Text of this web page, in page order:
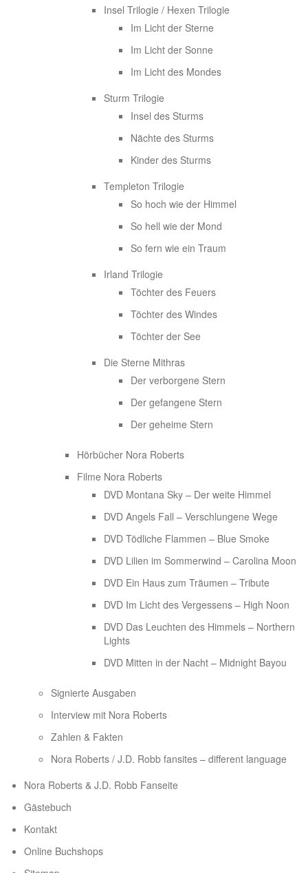
Insel Trilogie / Hexen Trilogie
Im Licht der Sterne
Im Licht der Sonne
Im Licht des Mondes
Sturm Trilogie
Insel des Sturms
Nächte des Sturms
Kinder des Sturms
Templeton Trilogie
So hoch wie der Himmel
So hell wie der Mond
So fern wie ein Traum
Irland Trilogie
Töchter des Feuers
Töchter des Windes
Töchter der See
Die Sterne Mithras
Der verborgene Stern
Der gefangene Stern
Der geheime Stern
Hörbücher Nora Roberts
Filme Nora Roberts
DVD Montana Sky – Der weite Himmel
DVD Angels Fall – Verschlungene Wege
DVD Tödliche Flammen – Blue Smoke
DVD Lilien im Sommerwind – Carolina Moon
DVD Ein Haus zum Träumen – Tribute
DVD Im Licht des Vergessens – High Noon
DVD Das Leuchten des Himmels – Northern
Lights
DVD Mitten in der Nacht – Midnight Bayou
Signierte Ausgaben
Interview mit Nora Roberts
Zahlen & Fakten
Nora Roberts / J.D. Robb fansites – different language
Nora Roberts & J.D. Robb Fanseite
Gästebuch
Kontakt
Online Buchshops